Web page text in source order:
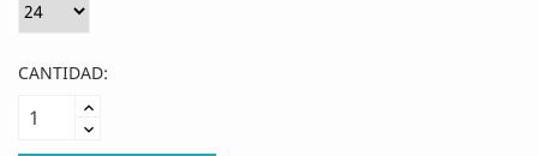
CANTIDAD: